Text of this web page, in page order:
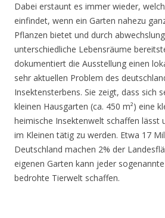
Dabei erstaunt es immer wieder,
einfindet, wenn ein Garten nahezu
Pflanzen bietet und durch
unterschiedliche Lebensräume
dokumentiert die Ausstellung einen
sehr aktuellen Problem des
Insektensterbens. Sie zeigt, dass sich
kleinen Hausgarten (ca. 450 m²) eine
heimische Insektenwelt schaffen lässt
im Kleinen tätig zu werden. Etwa 17
Deutschland machen 2% der
eigenen Garten kann jeder
bedrohte Tierwelt schaffen.